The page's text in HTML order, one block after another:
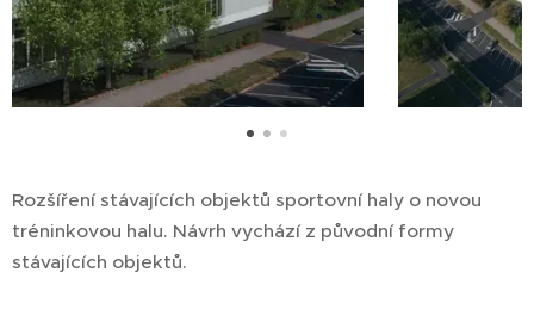
Rozšíření stávajících objektů sportovní haly o novou
tréninkovou halu. Návrh vychází z původní formy
stávajících objektů.